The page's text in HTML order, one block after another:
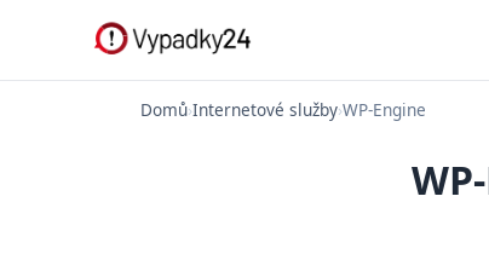
Domů›Internetové služby›WP-Engine